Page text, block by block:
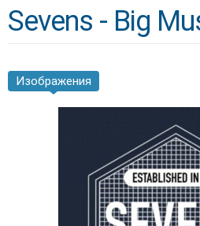
Sevens - Big
Изображения